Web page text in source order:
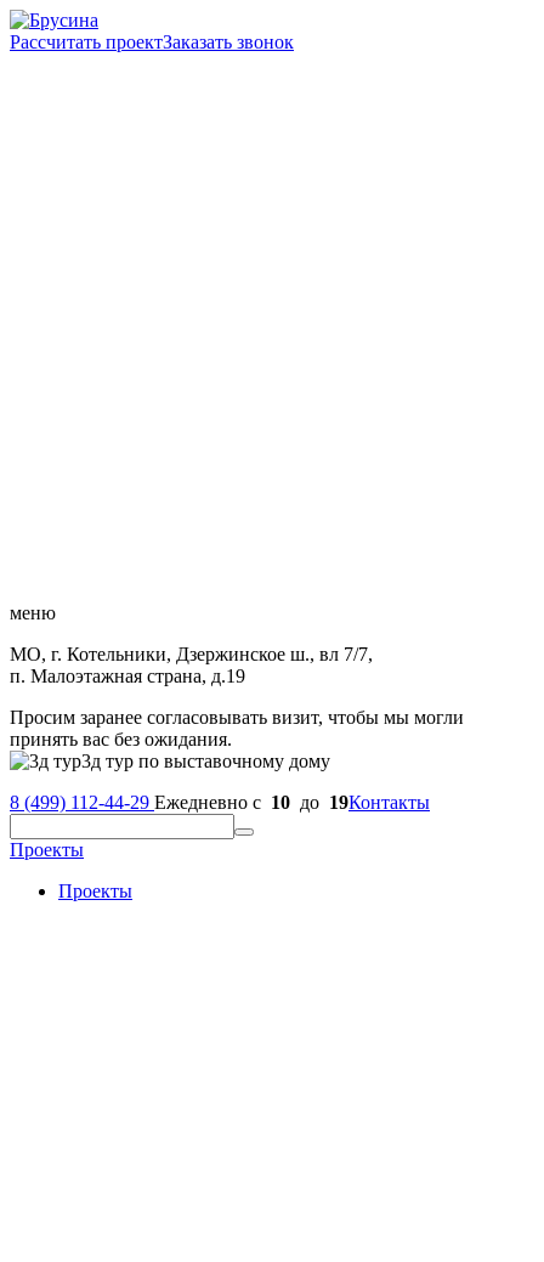
Рассчитать проектЗаказать звонок
меню
МО, г. Котельники, Дзержинское ш., вл 7/7,
п. Малоэтажная страна, д.19
Просим заранее согласовывать визит, чтобы мы могли
принять вас без ожидания.
3д тур по выставочному дому
8 (499) 112-44-29 Ежедневно с 10 до 19Контакты
Проекты
Проекты